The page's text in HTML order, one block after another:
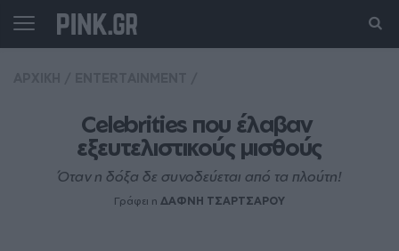
Celebrities που έλαβαν
εξευτελιστικούς μισθούς
Όταν η δόξα δε συνοδεύεται από τα πλούτη!
Γράφει η ΔΑΦΝΗ ΤΣΑΡΤΣΑΡΟΥ